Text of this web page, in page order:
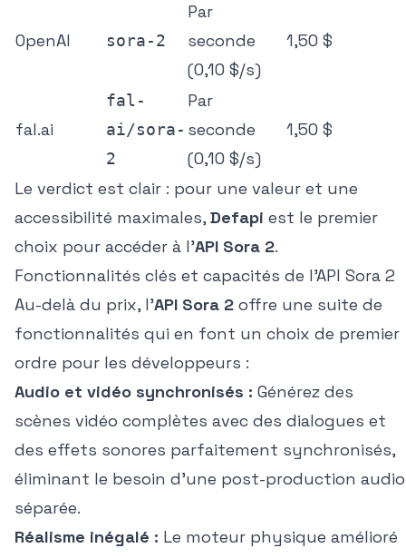
OpenAI sora-2
Par
seconde
(0,10 $/s)
1,50 $
fal.ai
fal-
ai/sora-
2
Par
seconde
(0,10 $/s)
1,50 $
Le verdict est clair : pour une valeur et une
accessibilité maximales,Defapi est le premier
choix pour accéder à l'API Sora 2.
Fonctionnalités clés et capacités de l'API Sora 2
Au-delà du prix, l'API Sora 2 offre une suite de
fonctionnalités qui en font un choix de premier
ordre pour les développeurs :
Audio et vidéo synchronisés : Générez des
scènes vidéo complètes avec des dialogues et
des effets sonores parfaitement synchronisés,
éliminant le besoin d'une post-production audio
séparée.
Réalisme inégalé : Le moteur physique amélioré